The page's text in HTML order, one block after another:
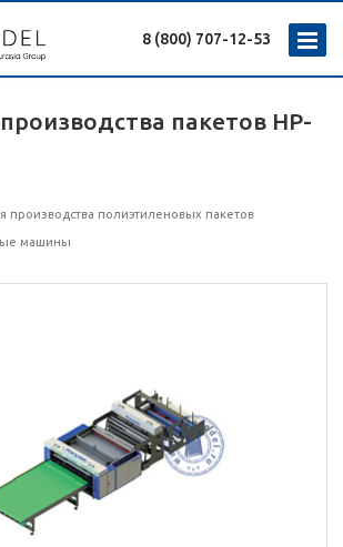
8 (800) 707-12-53
пакетов HP-
производства полиэтиленовых пакетов
машины